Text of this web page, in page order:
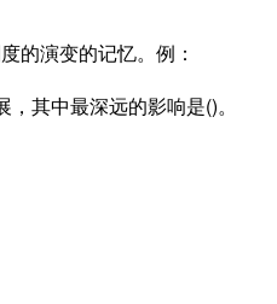
的演变的记忆。例：
其中最深远的影响是()。